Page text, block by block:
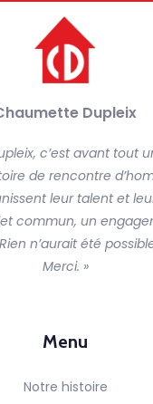
Dupleix
c’est avant tout
de rencontre
leur talent et
commun, un
n’aurait été
Merci. »
Menu
Notre histoire